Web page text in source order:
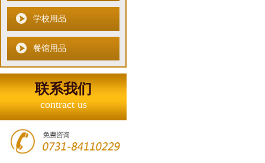
学校用品
餐馆用品
联系我们
contract us